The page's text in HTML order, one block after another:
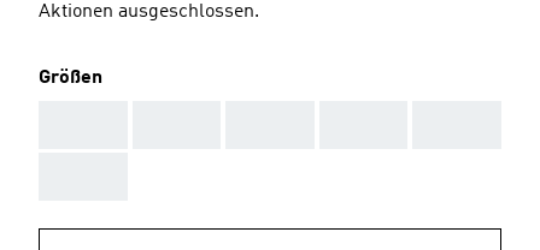
Aktionen ausgeschlossen.
Größen